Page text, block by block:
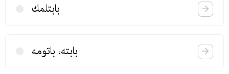
بابتلمك
بابته، باتومه